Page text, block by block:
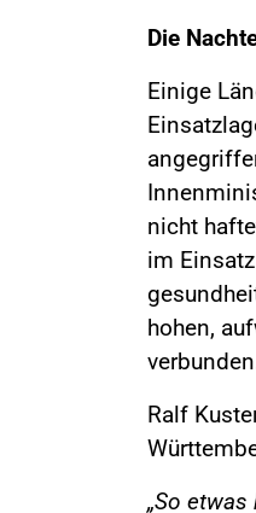
Die
Einige
nicht
im
hohen,
Ralf
„So